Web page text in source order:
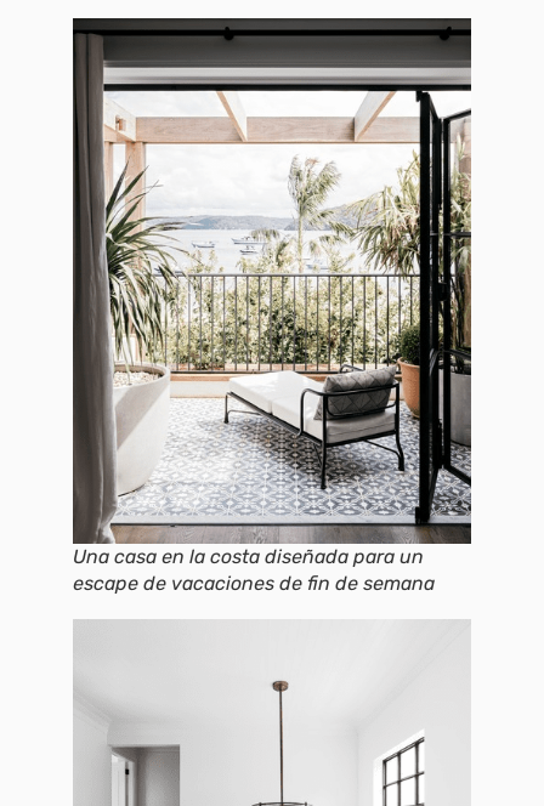
Una casa en la costa diseñada para un
escape de vacaciones de fin de semana